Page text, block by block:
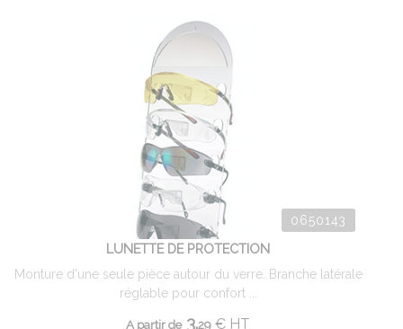
0650143
LUNETTE DE PROTECTION
Monture d'une seule pièce autour du verre. Branche latérale
réglable pour confort ...
A partir de3.29 € HT